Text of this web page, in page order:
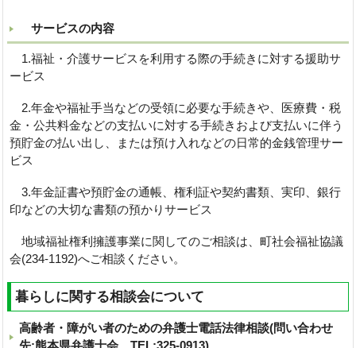
サービスの内容
1.福祉・介護サービスを利用する際の手続きに対する援助サ
ービス
2.年金や福祉手当などの受領に必要な手続きや、医療費・税
金・公共料金などの支払いに対する手続きおよび支払いに伴う
預貯金の払い出し、または預け入れなどの日常的金銭管理サー
ビス
3.年金証書や預貯金の通帳、権利証や契約書類、実印、銀行
印などの大切な書類の預かりサービス
地域福祉権利擁護事業に関してのご相談は、町社会福祉協議
会(234-1192)へご相談ください。
暮らしに関する相談会について
高齢者・障がい者のための弁護士電話法律相談(問い合わせ
先:熊本県弁護士会 TEL:325-0913)